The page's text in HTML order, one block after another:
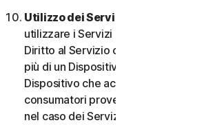
Utilizzo dei Servizi in una rete.
utilizzare i Servizi su una rete a
Diritto al Servizio consenta di
più di un Dispositivo e a condizione
Dispositivo che accede a o utilizza i
consumatori provenga da un unico
nel caso dei Servizi aziendali, da